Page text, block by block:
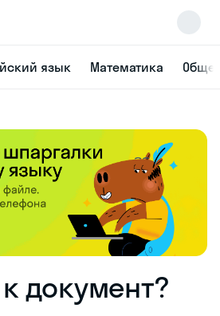
язык Математика
документ?